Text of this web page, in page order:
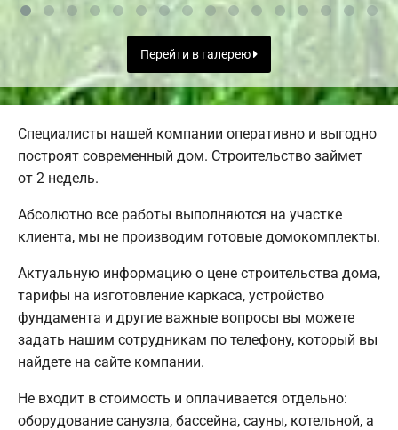
Перейти в галерею
Специалисты нашей компании оперативно и выгодно
построят современный дом. Строительство займет
от 2 недель.
Абсолютно все работы выполняются на участке
клиента, мы не производим готовые домокомплекты.
Актуальную информацию о цене строительства дома,
тарифы на изготовление каркаса, устройство
фундамента и другие важные вопросы вы можете
задать нашим сотрудникам по телефону, который вы
найдете на сайте компании.
Не входит в стоимость и оплачивается отдельно:
оборудование санузла, бассейна, сауны, котельной, а